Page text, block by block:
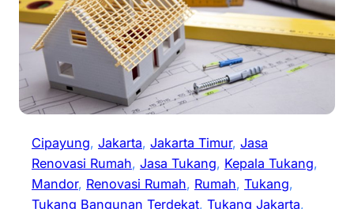
Cipayung, Jakarta, Jakarta Timur, Jasa
Renovasi Rumah, Jasa Tukang, Kepala Tukang
Mandor, Renovasi Rumah, Rumah, Tukang
Tukang Bangunan Terdekat, Tukang Jakarta